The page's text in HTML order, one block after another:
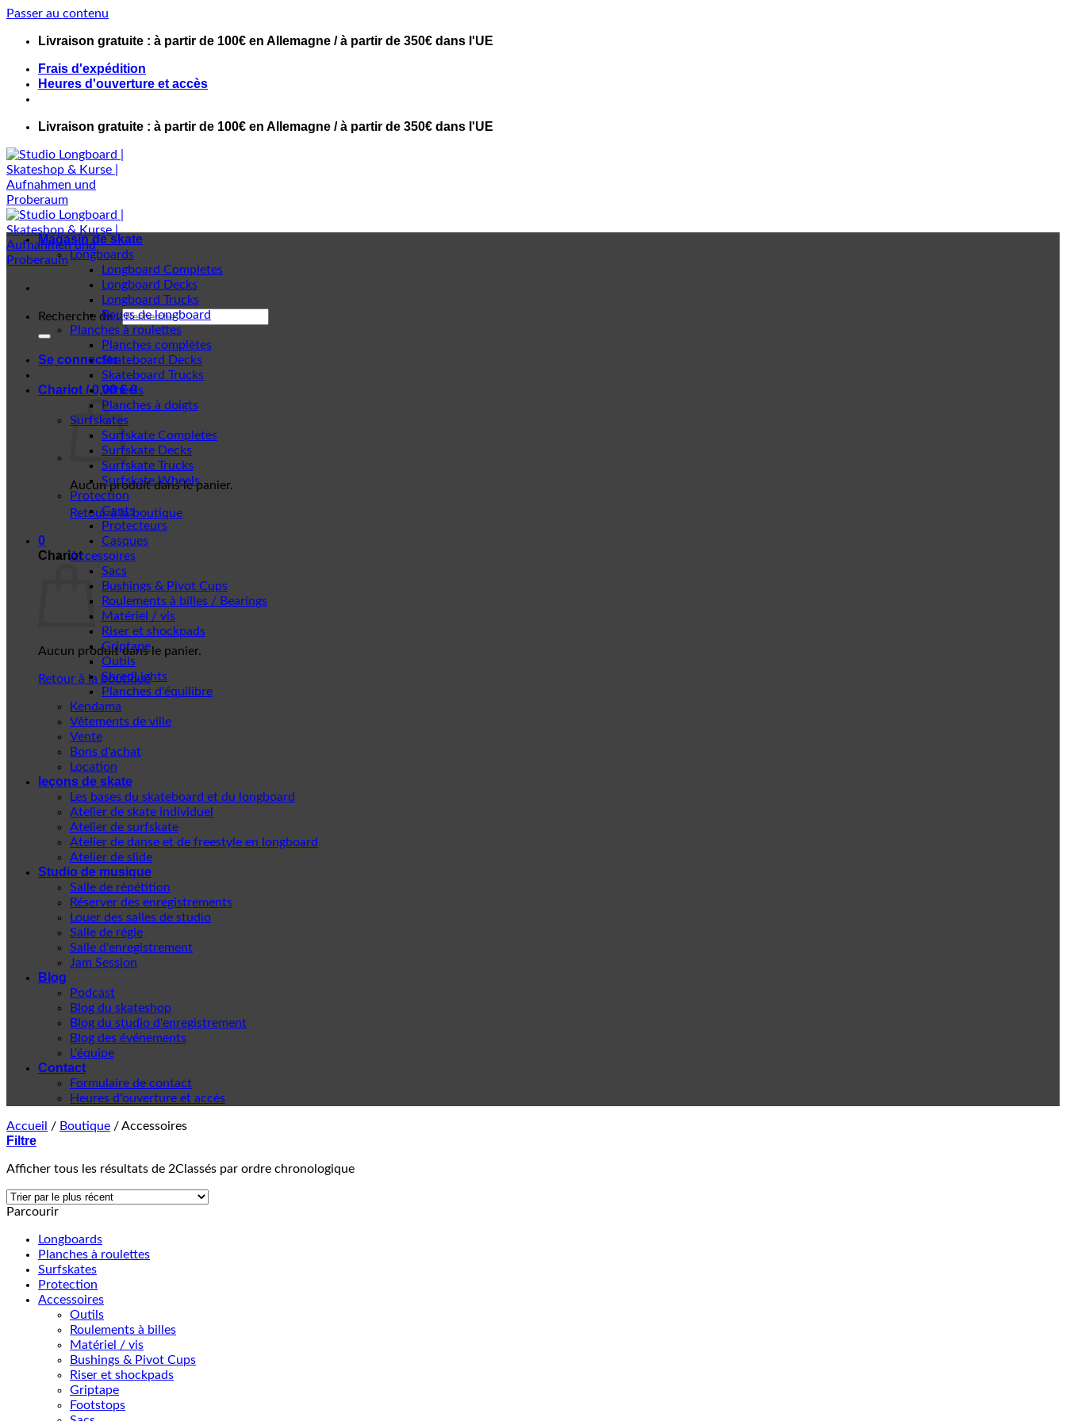
Passer au contenu
Livraison gratuite : à partir de 100€ en Allemagne / à partir de 350€ dans l'UE
Frais d'expédition
Heures d'ouverture et accès
Livraison gratuite : à partir de 100€ en Allemagne / à partir de 350€ dans l'UE
Recherche de :
Se connecter
Chariot /0,00€ 0
Aucun produit dans le panier.
Retour à la boutique
0
Chariot
Aucun produit dans le panier.
Retour à la boutique
Magasin de skate
Longboards
Longboard Completes
Longboard Decks
Longboard Trucks
Roues de longboard
Planches à roulettes
Planches complètes
Skateboard Decks
Skateboard Trucks
Wheels
Planches à doigts
Surfskates
Surfskate Completes
Surfskate Decks
Surfskate Trucks
Surfskate Wheels
Protection
Gants
Protecteurs
Casques
Accessoires
Sacs
Bushings & Pivot Cups
Roulements à billes / Bearings
Matériel / vis
Riser et shockpads
Griptape
Outils
ShredLights
Planches d'équilibre
Kendama
Vêtements de ville
Vente
Bons d'achat
Location
leçons de skate
Les bases du skateboard et du longboard
Atelier de skate individuel
Atelier de surfskate
Atelier de danse et de freestyle en longboard
Atelier de slide
Studio de musique
Salle de répétition
Réserver des enregistrements
Louer des salles de studio
Salle de régie
Salle d'enregistrement
Jam Session
Blog
Podcast
Blog du skateshop
Blog du studio d'enregistrement
Blog des événements
L'équipe
Contact
Formulaire de contact
Heures d'ouverture et accès
Accueil / Boutique /Accessoires
Filtre
Afficher tous les résultats de 2Classés par ordre chronologique
Parcourir
Longboards
Planches à roulettes
Surfskates
Protection
Accessoires
Outils
Roulements à billes
Matériel / vis
Bushings & Pivot Cups
Riser et shockpads
Griptape
Footstops